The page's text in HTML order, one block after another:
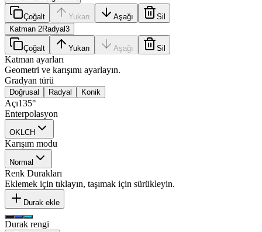
Çoğalt Yukarı Aşağı
Sil
Katman 2Radyal 3
Çoğalt Yukarı Aşağı Sil
Katman ayarları
Geometri ve karışımı ayarlayın.
Gradyan türü
Doğrusal Radyal Konik
Açı135°
Enterpolasyon
OKLCH
Karışım modu
Normal
Renk Durakları
Eklemek için tıklayın, taşımak için sürükleyin.
Durak ekle
Durak rengi